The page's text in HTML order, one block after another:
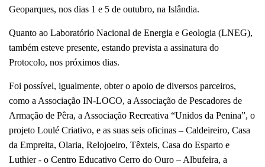
Geoparques, nos dias 1 e 5 de outubro, na Islândia.
Quanto ao Laboratório Nacional de Energia e Geologia (LNEG),
também esteve presente, estando prevista a assinatura do
Protocolo, nos próximos dias.
Foi possível, igualmente, obter o apoio de diversos parceiros,
como a Associação IN-LOCO, a Associação de Pescadores de
Armação de Pêra, a Associação Recreativa “Unidos da Penina”, o
projeto Loulé Criativo, e as suas seis oficinas – Caldeireiro, Casa
da Empreita, Olaria, Relojoeiro, Têxteis, Casa do Esparto e
Luthier - o Centro Educativo Cerro do Ouro – Albufeira, a